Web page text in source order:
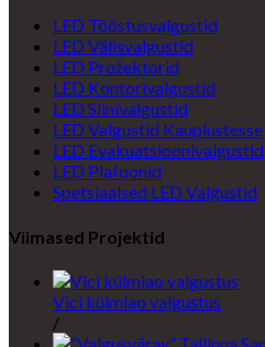
LED Tööstusvalgustid
LED Välisvalgustid
LED Prožektorid
LED Kontorivalgustid
LED Siinivalgustid
LED Valgustid Kauplustesse
LED Evakuatsioonivalgustid
LED Plafoonid
Spetsiaalsed LED Valgustid
Viimased Projektid
Vici külmlao valgustus
/